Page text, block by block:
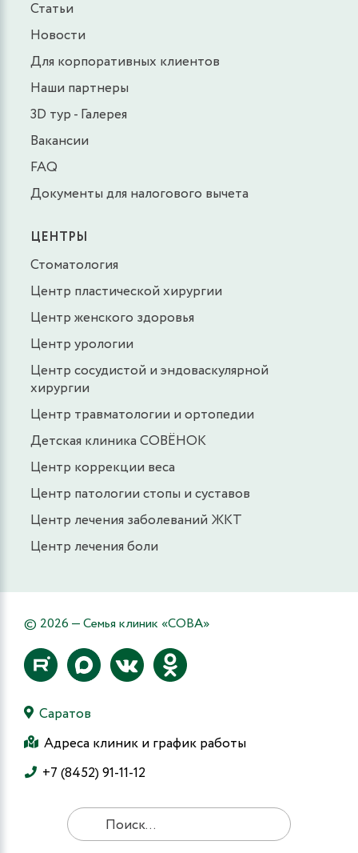
Статьи
Новости
Для корпоративных клиентов
Наши партнеры
3D тур - Галерея
Вакансии
FAQ
Документы для налогового вычета
ЦЕНТРЫ
Стоматология
Центр пластической хирургии
Центр женского здоровья
Центр урологии
Центр сосудистой и эндоваскулярной
хирургии
Центр травматологии и ортопедии
Детская клиника СОВЁНОК
Центр коррекции веса
Центр патологии стопы и суставов
Центр лечения заболеваний ЖКТ
Центр лечения боли
© 2026 — Семья клиник «СОВА»
Саратов
Адреса клиник и график работы
+7 (8452) 91-11-12